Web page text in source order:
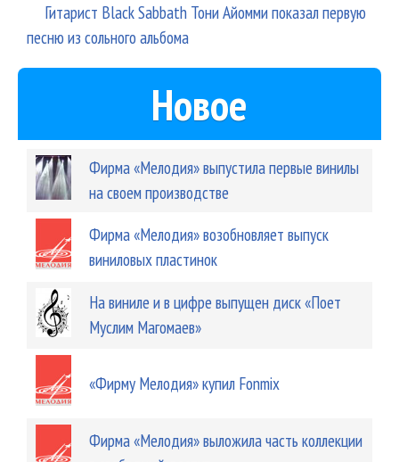
Гитарист Black Sabbath Тони Айомми показал первую
песню из сольного альбома
Новое
Фирма «Мелодия» выпустила первые винилы
на своем производстве
Фирма «Мелодия» возобновляет выпуск
виниловых пластинок
На виниле и в цифре выпущен диск «Поет
Муслим Магомаев»
«Фирму Мелодия» купил Fonmix
Фирма «Мелодия» выложила часть коллекции